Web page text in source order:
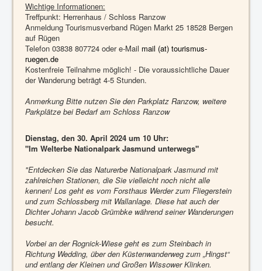
Wichtige Informationen:
Treffpunkt: Herrenhaus / Schloss Ranzow
Anmeldung Tourismusverband Rügen Markt 25 18528 Bergen
auf Rügen
Telefon 03838 807724 oder e-Mail mail (at) tourismus-
ruegen.de
Kostenfreie Teilnahme möglich! - Die voraussichtliche Dauer
der Wanderung beträgt 4-5 Stunden.
Anmerkung Bitte nutzen Sie den Parkplatz Ranzow, weitere
Parkplätze bei Bedarf am Schloss Ranzow
Dienstag, den 30. April 2024 um 10 Uhr:
"Im Welterbe Nationalpark Jasmund unterwegs"
"Entdecken Sie das Naturerbe Nationalpark Jasmund mit
zahlreichen Stationen, die Sie vielleicht noch nicht alle
kennen! Los geht es vom Forsthaus Werder zum Fliegerstein
und zum Schlossberg mit Wallanlage. Diese hat auch der
Dichter Johann Jacob Grümbke während seiner Wanderungen
besucht.
Vorbei an der Rognick-Wiese geht es zum Steinbach in
Richtung Wedding, über den Küstenwanderweg zum „Hingst“
und entlang der Kleinen und Großen Wissower Klinken.